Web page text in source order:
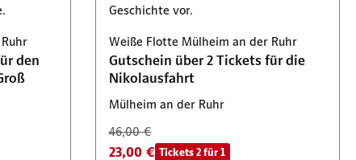
den
Weiße Flotte Mülheim an der Ruhr
Gutschein über 2 Tickets für die
Nikolausfahrt
Mülheim an der Ruhr
46,00 €
23,00 € Tickets 2 für 1